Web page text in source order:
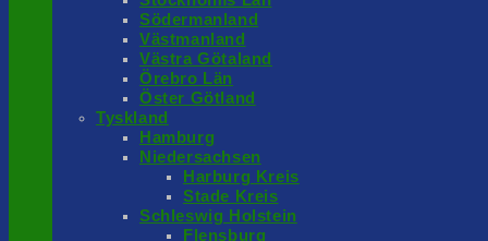
Södermanland
Västmanland
Västra Götaland
Örebro Län
Öster Götland
Tyskland
Hamburg
Niedersachsen
Harburg Kreis
Stade Kreis
Schleswig Holstein
Flensburg